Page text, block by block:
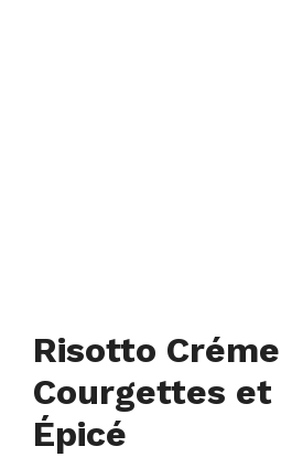
Risotto
Courgettes et
Épicé